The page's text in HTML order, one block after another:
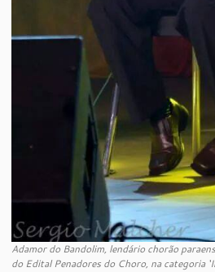
Adamor do Bandolim, lendário chorão
do Edital Penadores do Choro, na categoria